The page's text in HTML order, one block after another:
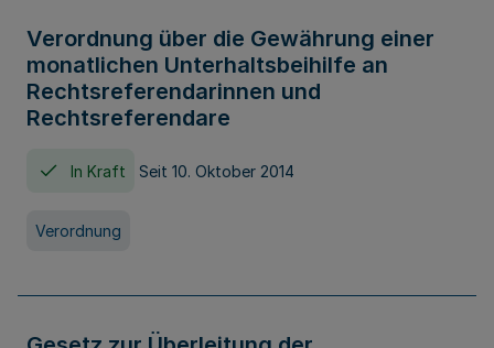
Verordnung über die Gewährung einer
monatlichen Unterhaltsbeihilfe an
Rechtsreferendarinnen und
Rechtsreferendare
In Kraft Seit 10. Oktober 2014
Verordnung